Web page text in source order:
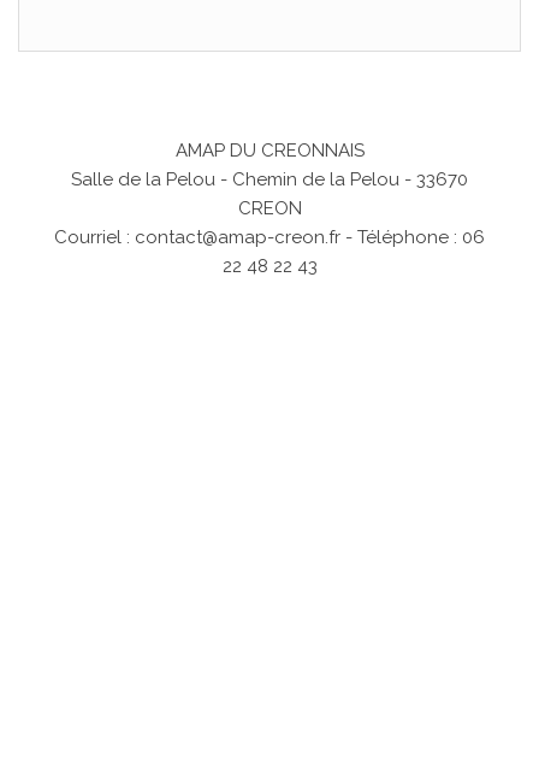
AMAP DU CREONNAIS
Salle de la Pelou - Chemin de la Pelou - 33670
CREON
Courriel : contact@amap-creon.fr - Téléphone : 06
22 48 22 43